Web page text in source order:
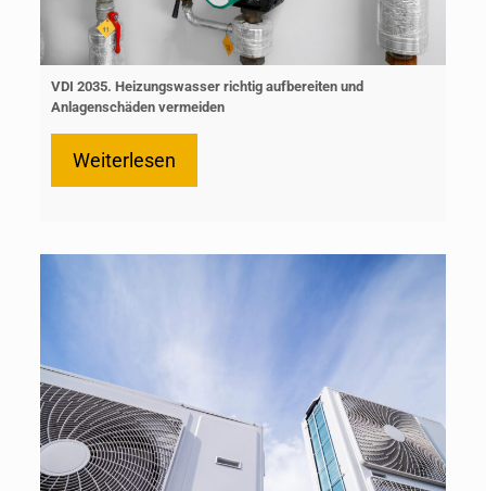
VDI 2035. Heizungswasser richtig aufbereiten und
Anlagenschäden vermeiden
Weiterlesen